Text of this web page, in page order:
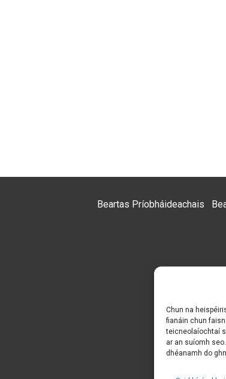
Chun na
fianáin chun
teicneolaíochtaí
ar an suíomh
dhéanamh do
Beartas Príobháideachais